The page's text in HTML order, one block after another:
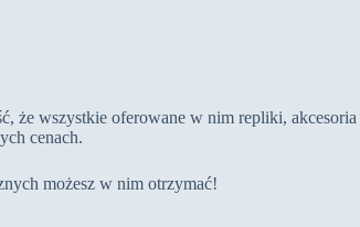
że wszystkie oferowane w nim repliki,
cenach.
możesz w nim otrzymać!